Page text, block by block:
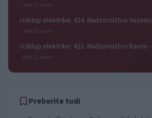
pred 22 urami
⚡Izklop elektrike: 424. Nadzorništvo
pred 22 urami
⚡Izklop elektrike: 421. Nadzorništvo Ravne
pred 22 urami
Preberite tudi